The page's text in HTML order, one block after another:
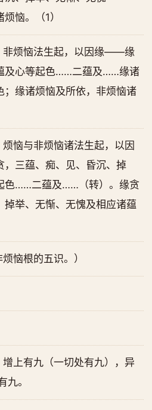
恼。（1）
非烦恼法生起，以因缘——缘
及心等起色……二蕴及……缘诸
；缘诸烦恼及所依，非烦恼诸
恼与非烦恼诸法生起，以因
三蕴、痴、见、昏沉、掉
色……二蕴及……（转）。缘贪
掉举、无惭、无愧及相应诸蕴
恼根的五识。）
上有九（一切处有九），异
。